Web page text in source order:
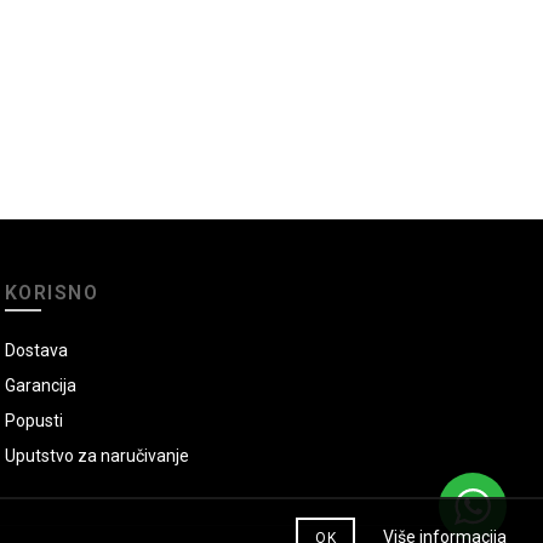
KORISNO
Dostava
Garancija
Popusti
Uputstvo za naručivanje
OK Više informacija